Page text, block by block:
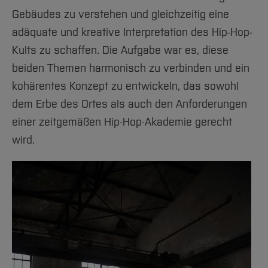
Gebäudes zu verstehen und gleichzeitig eine
adäquate und kreative Interpretation des Hip-Hop-
Kults zu schaffen. Die Aufgabe war es, diese
beiden Themen harmonisch zu verbinden und ein
kohärentes Konzept zu entwickeln, das sowohl
dem Erbe des Ortes als auch den Anforderungen
einer zeitgemäßen Hip-Hop-Akademie gerecht
wird.